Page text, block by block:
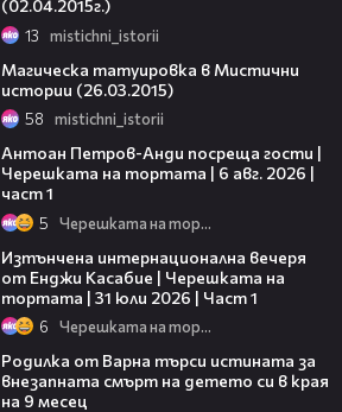
(02.04.2015г.)
13 mistichni_istorii
Магическа татуировка в Мистични
истории (26.03.2015)
58 mistichni_istorii
Антоан Петров-Анди посреща гости |
Черешката на тортата | 6 авг. 2026 |
част 1
5 Черешката на тортата
Изтънчена интернационална вечеря
от Енджи Касабие | Черешката на
тортата | 31 юли 2026 | Част 1
6 Черешката на тортата
Родилка от Варна търси истината за
внезапната смърт на детето си в края
на 9 месец